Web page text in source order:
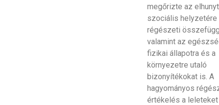
megőrizte az elhunyt
szociális helyzetére
régészeti
valamint az
fizikai állapotra és a
környezetre utaló
bizonyítékokat is. A
hagyományos
értékelés a